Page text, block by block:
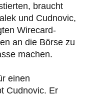
braucht
und Cudnovic,
Wirecard-
an die Börse zu
machen.
einen
Cudnovic. Er